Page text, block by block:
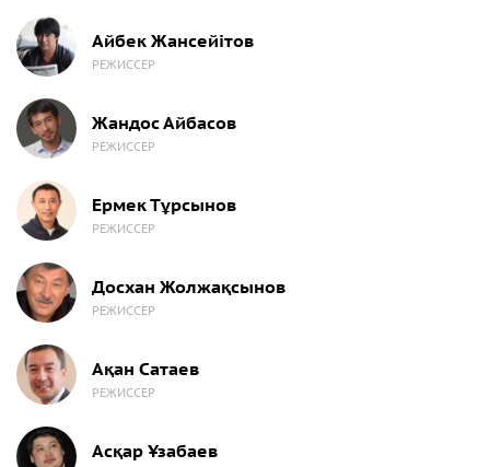
Айбек Жансейітов
РЕЖИССЕР
Жандос Айбасов
РЕЖИССЕР
Ермек Тұрсынов
РЕЖИССЕР
Досхан Жолжақсынов
РЕЖИССЕР
Ақан Сатаев
РЕЖИССЕР
Асқар Ұзабаев